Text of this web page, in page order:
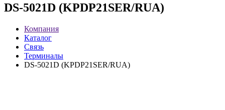
DS-5021D (KPDP21SER/RUA)
Компания
Каталог
Связь
Терминалы
DS-5021D (KPDP21SER/RUA)